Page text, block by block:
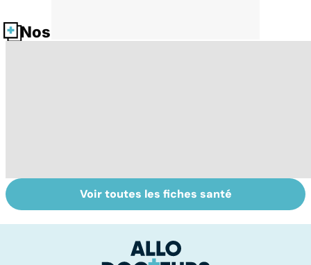
Nos fiches santé
Gynéco : un suivi
pour la vie
Sexualité,
infertilité et
étroits
Voir toutes les fiches santé